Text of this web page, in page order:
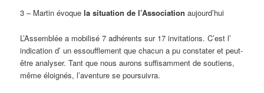
3 – Martin évoquela situation de l’Association aujourd’hui
L’Assemblée a mobilisé 7 adhérents sur 17 invitations. C’est l’
indication d’ un essoufflement que chacun a pu constater et peut-
être analyser. Tant que nous aurons suffisamment de soutiens,
même éloignés, l’aventure se poursuivra.